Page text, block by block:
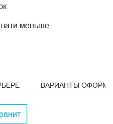
меньше
ВАРИАНТЫ